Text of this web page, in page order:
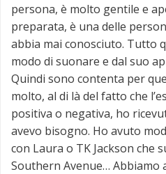
persona, è molto gentile e
preparata, è una delle
abbia mai conosciuto. Tutto
modo di suonare e dal suo
Quindi sono contenta per
molto, al di là del fatto che
positiva o negativa, ho
avevo bisogno. Ho avuto
con Laura o TK Jackson che
Southern Avenue… Abbiamo